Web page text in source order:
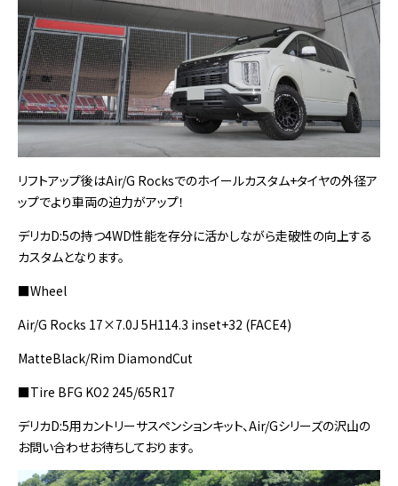
リフトアップ後はAir/G Rocksでのホイールカスタム+タイヤの外径ア
ップでより車両の迫力がアップ！
デリカD:5の持つ4WD性能を存分に活かしながら走破性の向上する
カスタムとなります。
■Wheel
Air/G Rocks 17×7.0J 5H114.3 inset+32 (FACE4)
MatteBlack/Rim DiamondCut
■Tire BFG KO2 245/65R17
デリカD:5用カントリーサスペンションキット、Air/Gシリーズの沢山の
お問い合わせお待ちしております。